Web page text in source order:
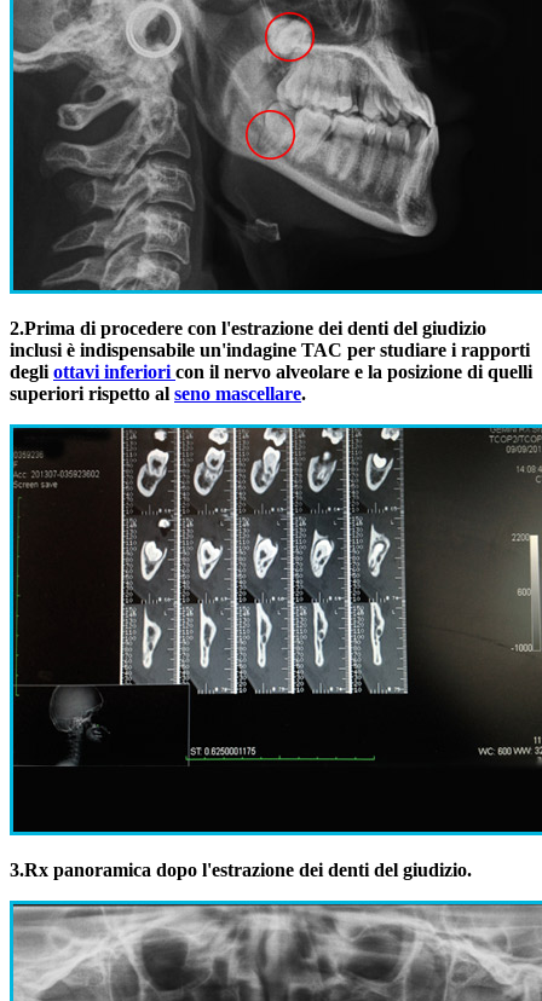
2.Prima di procedere con l'estrazione dei denti del giudizio
inclusi è indispensabile un'indagine TAC per studiare i rapporti
degli ottavi inferiori con il nervo alveolare e la posizione di quelli
superiori rispetto al seno mascellare.
3.Rx panoramica dopo l'estrazione dei denti del giudizio.